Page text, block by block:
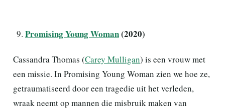
Promising Young Woman(2020)
Cassandra Thomas (Carey Mulligan) is een vrouw met
een missie. In Promising Young Woman zien we hoe ze,
getraumatiseerd door een tragedie uit het verleden,
wraak neemt op mannen die misbruik maken van